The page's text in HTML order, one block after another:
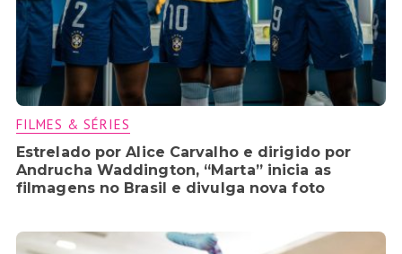
FILMES & SÉRIES
Estrelado por Alice Carvalho e dirigido por
Andrucha Waddington, “Marta” inicia as
filmagens no Brasil e divulga nova foto